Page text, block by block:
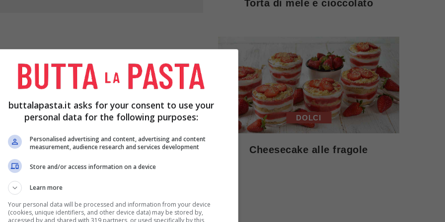
30 ml di whisky
mescolato ad una tazza
il torsolo e tagliatela a dadini. In un piatto fondo
i tuorli dell’uovo. In un tegame largo con il
burro, unite l’uvetta sgocciolata e asciugata, i
, quindi mescolate con un cucchiaio di legno per
a mescolare unite i tuorli sbattuti, poi
lessare le tagliatelle in acqua salata,
larga padella dove avrete fatto sciogliere il
, fatelo sfumare a fuoco vivo e versate il
Torta di mele e cioccolato
DOLCI
Cheesecake alle fragole
buttalapasta.it asks for your consent to use your
personal data for the following purposes:
Personalised advertising and content, advertising and content
measurement, audience research and services development
Store and/or access information on a device
Learn more
Your personal data will be processed and information from your device
(cookies, unique identifiers, and other device data) may be stored by,
accessed by and shared with 319 partners, or used specifically by this